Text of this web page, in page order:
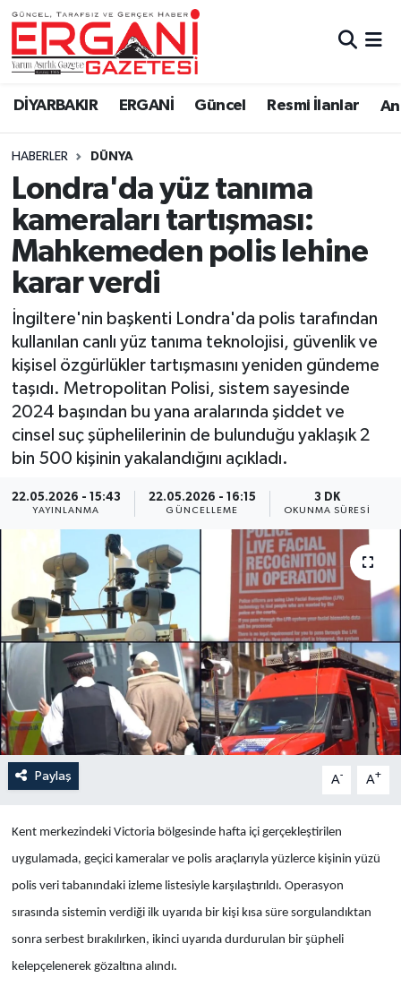
DİYARBAKIR ERGANİ Güncel Resmi İlanlar
HABERLER DÜNYA
Londra'da yüz tanıma
kameraları tartışması:
Mahkemeden polis lehine
karar verdi
İngiltere'nin başkenti Londra'da polis tarafından
kullanılan canlı yüz tanıma teknolojisi, güvenlik ve
kişisel özgürlükler tartışmasını yeniden gündeme
taşıdı. Metropolitan Polisi, sistem sayesinde
2024 başından bu yana aralarında şiddet ve
cinsel suç şüphelilerinin de bulunduğu yaklaşık 2
bin 500 kişinin yakalandığını açıkladı.
22.05.2026 - 15:43
YAYINLANMA
22.05.2026 - 16:15
GÜNCELLEME
3 DK
OKUNMA SÜRESI
Paylaş A- A+
Kent merkezindeki Victoria bölgesinde hafta içi gerçekleştirilen
uygulamada, geçici kameralar ve polis araçlarıyla yüzlerce kişinin yüzü
polis veri tabanındaki izleme listesiyle karşılaştırıldı. Operasyon
sırasında sistemin verdiği ilk uyarıda bir kişi kısa süre sorgulandıktan
sonra serbest bırakılırken, ikinci uyarıda durdurulan bir şüpheli
kelepçelenerek gözaltına alındı.
DİYARBAKIR
BİSMİL
BAĞLAR
ERGANİ
Güncel
Resmi İlanlar
Sağlık
Si̇yaset
Spor
Yaşam
Dünya
Eği̇ti̇m
Ergani Nöbetçi Eczaneler
Ergani Hava Durumu
Ergani Trafik Yoğunluk Haritası
Süper Lig Puan Durumu ve Fikstür
Tüm Manşetler
Son Dakika Haberleri
Haber Arşivi